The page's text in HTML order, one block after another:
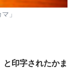
」
印字されたかま